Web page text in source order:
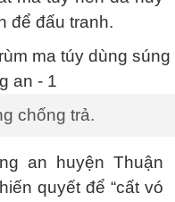
để đấu tranh.
chống trả.
an huyện Thuận
quyết để “cất vó